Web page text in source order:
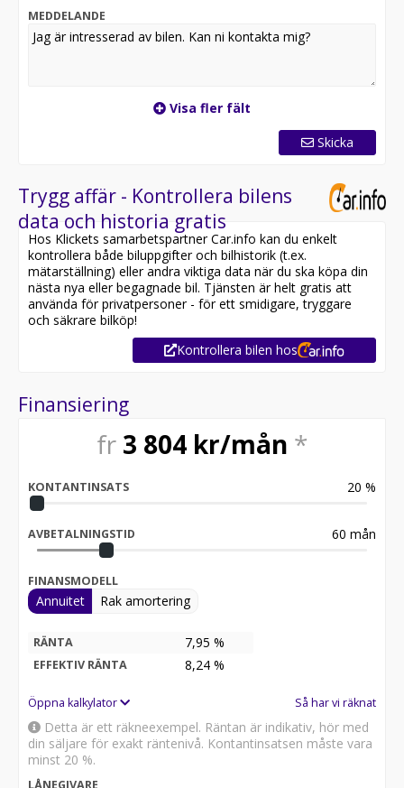
Kontakta oss för mer information:
Utrustning inkluderar:
- Adaptiv farthållare
- Sportstolar
- Skinn/Alcantara
- Svart innertak
Jämför denna bil med någon av våra andra Audi A5 i
lager. Se våra bilar på
https://www.riddermarkbil.se/kopa-bil/?series=a5
Övrig information om bilen:
Möjlighet till 12-60 månaders garanti
Servicehistorik:
2020-07-08 - 5842 mil
2021-08-18 - 8438 mil
2022-12-19 - 11123 mil
2025-09-08 - 15867 mil
för att:
• Se närbilder och film på bilen
• Få mer info om utrustning och tillval
* Störst i Sverige på begagnade bilar
* Erbjuder hemleverans i hela Sverige
* 14 dagars helförsäkring via Folksam
* Över 10 tusen omdömen på Trustpilot
* Våra bilar är testade på över 100 punkter
MEDDELANDE
Visa fler fält
Skicka
Trygg affär - Kontrollera bilens
data och historia gratis
Hos Klickets samarbetspartner Car.info kan du enkelt
kontrollera både biluppgifter och bilhistorik (t.ex.
mätarställning) eller andra viktiga data när du ska köpa din
nästa nya eller begagnade bil. Tjänsten är helt gratis att
använda för privatpersoner - för ett smidigare, tryggare
och säkrare bilköp!
Kontrollera bilen hos
Finansiering
fr 3 804 kr/mån *
KONTANTINSATS 20 %
AVBETALNINGSTID 60 mån
FINANSMODELL
Annuitet Rak amortering
RÄNTA 7,95 %
EFFEKTIV RÄNTA 8,24 %
Öppna kalkylator Så har vi räknat
Detta är ett räkneexempel. Räntan är indikativ, hör med
din säljare för exakt räntenivå. Kontantinsatsen måste vara
minst 20 %.
LÅNEGIVARE